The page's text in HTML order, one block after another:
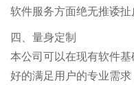
软件服务方面绝无推诿扯
四、量身定制
本公司可以在现有软件
好的满足用户的专业需